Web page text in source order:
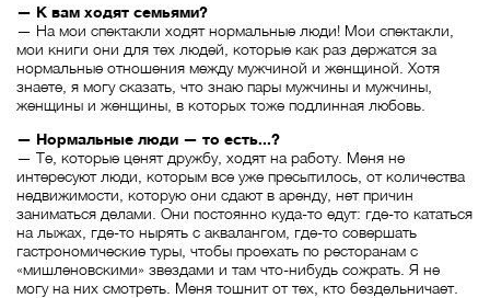
— К вам ходят семьями?
— На мои спектакли ходят нормальные люди! Мои спектакли,
мои книги они для тех людей, которые как раз держатся за
нормальные отношения между мужчиной и женщиной. Хотя
знаете, я могу сказать, что знаю пары мужчины и мужчины,
женщины и женщины, в которых тоже подлинная любовь.
— Нормальные люди — то есть...?
— Те, которые ценят дружбу, ходят на работу. Меня не
интересуют люди, которым все уже пресытилось, от количества
недвижимости, которую они сдают в аренду, нет причин
заниматься делами. Они постоянно куда-то едут: где-то кататься
на лыжах, где-то нырять с аквалангом, где-то совершать
гастрономические туры, чтобы проехать по ресторанам с
«мишленовскими» звездами и там что-нибудь сожрать. Я не
могу на них смотреть. Меня тошнит от тех, кто бездельничает.